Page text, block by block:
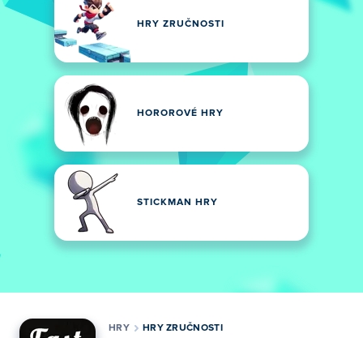
HRY ZRUČNOSTI
HOROROVÉ HRY
STICKMAN HRY
HRY HRY ZRUČNOSTI